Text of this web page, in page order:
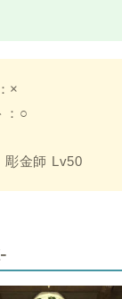
×
：○
彫金師 Lv50